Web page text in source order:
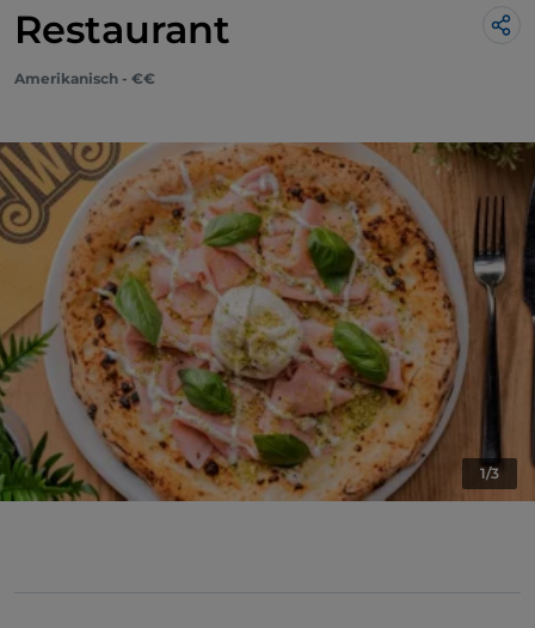
Restaurant
Amerikanisch - €€
1/3